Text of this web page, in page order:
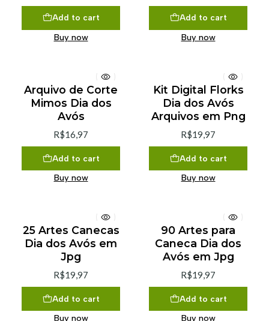
Add to cart
Buy now
Add to cart
Buy now
Arquivo de Corte
Mimos Dia dos
Avós
R$16,97
Add to cart
Buy now
Kit Digital Florks
Dia dos Avós
Arquivos em Png
R$19,97
Add to cart
Buy now
25 Artes Canecas
Dia dos Avós em
Jpg
R$19,97
Add to cart
Buy now
90 Artes para
Caneca Dia dos
Avós em Jpg
R$19,97
Add to cart
Buy now